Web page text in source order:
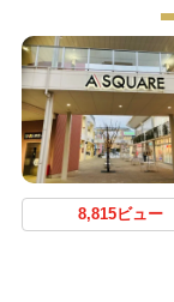
8,815ビュー